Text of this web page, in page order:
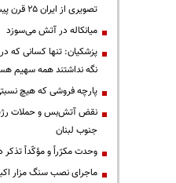
تصویری از ایران ۲۵ قرن پیش
میانکاله در آتش می‌سوزد
پزشکیان: تنها کسانی که در
نگه نداشتند همه سهیم
پارچه فروشی که هیچ نسبتی
نقض آتش‌بس و حملات
جنوب لبنان
وحدت مکرّراً و مؤکّداً تذکر
ماجرای نصب سنگ مزار